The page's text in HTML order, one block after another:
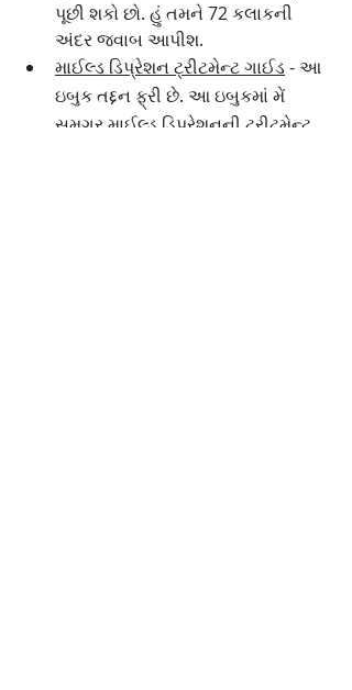
પૂછી શકો છો. હું તમને 72 કલાકની
અંદર જવાબ આપીશ.
માઈલ્ડ ડિપ્રેશન ટ્રીટમેન્ટ ગાઈડ - આ
ઇબુક તદ્દન ફ્રી છે. આ ઇબુકમાં મેં
સમગ્ર માઈલ્ડ ડિપ્રેશનની ટ્રીટમેન્ટ